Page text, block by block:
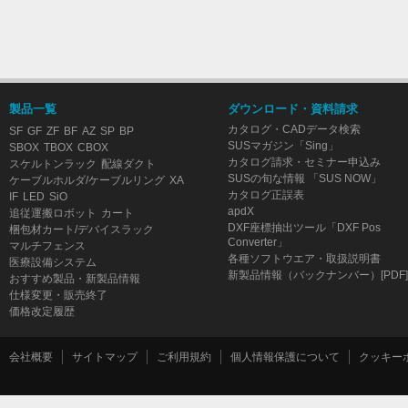
製品一覧
SF GF ZF BF AZ SP BP
SBOX TBOX CBOX
スケルトンラック 配線ダクト
ケーブルホルダ/ケーブルリング XA
IF LED SiO
追従運搬ロボット
カート
梱包材カート/デバイスラック
マルチフェンス
医療設備システム
おすすめ製品・新製品情報
仕様変更・販売終了
価格改定履歴
ダウンロード・資料請求
カタログ・CADデータ検索
SUSマガジン「Sing」
カタログ請求・セミナー申込み
SUSの旬な情報 「SUS NOW」
カタログ正誤表
apdX
DXF座標抽出ツール「DXF Pos
Converter」
各種ソフトウエア・取扱説明書
新製品情報（バックナンバー）[PDF]
会社概要 サイトマップ ご利用規約 個人情報保護について クッキー